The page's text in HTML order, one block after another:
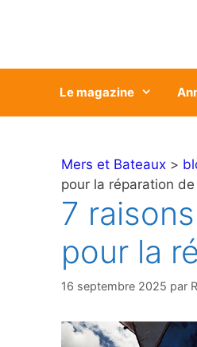
Le magazine
Mers et Bateaux >
pour la réparation
7
pour la
16 septembre 2025 par